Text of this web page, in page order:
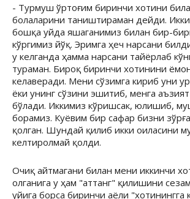
- Турмуш ўртоғим биринчи хотини
болаларини таништираман дейди.
бошқа уйда яшаганимиз билан бир-
кўргимиз йўқ. Эримга ҳеч нарсани
у келганда ҳамма нарсани тайёрлаб
тураман. Бироқ биринчи хотинини
келаверади. Мени сўзимга кириб уни
ёки унинг сўзини эшитиб, менга
бўлади. Иккимиз кўришсак, юлишиб,
борамиз. Куёвим бир сафар бизни
қолган. Шундай қилиб икки оиласини
келтиролмай қолди.
Очиқ айтмагани билан мени иккинчи
олганига у ҳам "аттанг" қилишини
уйига борса биринчи аёли "хотинингга